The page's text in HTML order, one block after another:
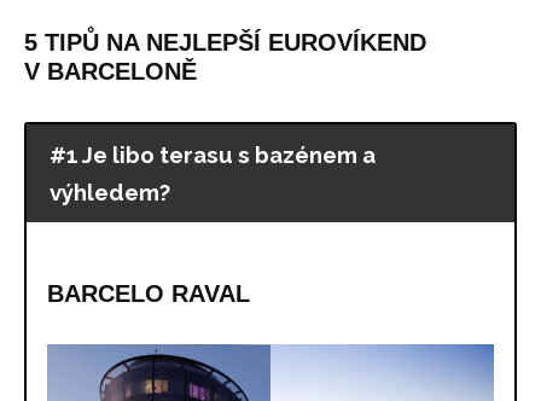
5 TIPŮ NA NEJLEPŠÍ EUROVÍKEND
V BARCELONĚ
#1 Je libo terasu s bazénem a
výhledem?
BARCELO RAVAL